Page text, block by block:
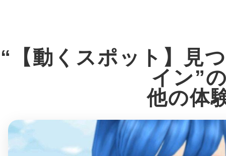
“【動くスポット】見
イン”
他の体
八尾